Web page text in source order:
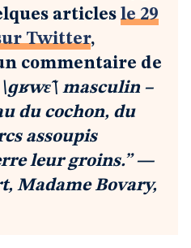
articles le 29
Twitter,
commentaire de
masculin –
du cochon, du
assoupis
leur groins.” —
Madame Bovary,